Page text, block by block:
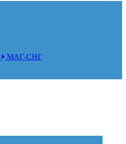
МАГ-СНГ